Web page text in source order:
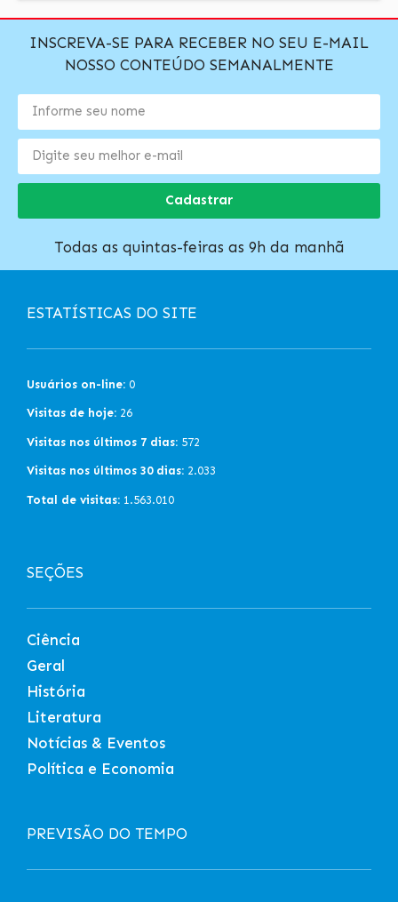
INSCREVA-SE PARA RECEBER NO SEU E-MAIL
NOSSO CONTEÚDO SEMANALMENTE
Cadastrar
Todas as quintas-feiras as 9h da manhã
ESTATÍSTICAS DO SITE
Usuários on-line: 0
Visitas de hoje: 26
Visitas nos últimos 7 dias: 572
Visitas nos últimos 30 dias: 2.033
Total de visitas: 1.563.010
SEÇÕES
Ciência
Geral
História
Literatura
Notícias & Eventos
Política e Economia
PREVISÃO DO TEMPO